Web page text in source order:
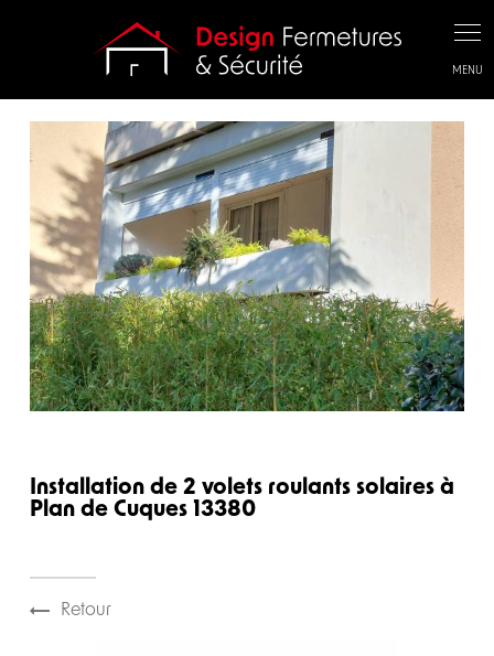
Installation de 2 volets roulants solaires à
Plan de Cuques 13380
Retour